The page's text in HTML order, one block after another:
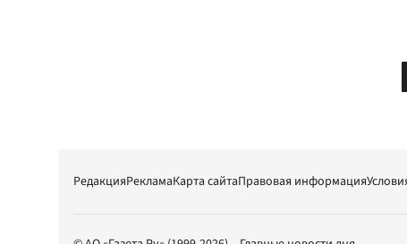
РедакцияРекламаКарта сайтаПравовая информация